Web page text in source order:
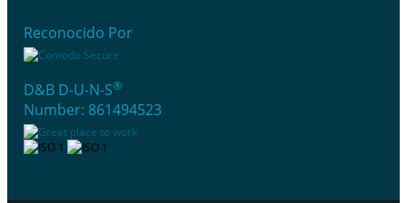
Reconocido Por
D&B D-U-N-S®
Number: 861494523